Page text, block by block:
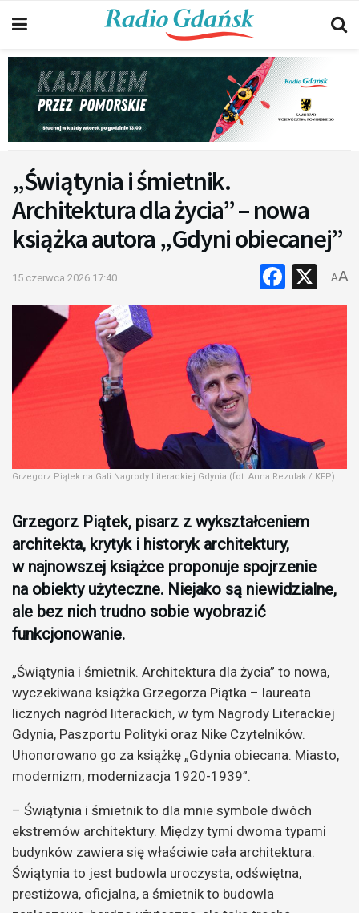
„Świątynia i śmietnik.
Architektura dla życia” – nowa
książka autora „Gdyni obiecanej”
15 czerwca 2026 17:40 X
AA
Grzegorz Piątek na Gali Nagrody Literackiej Gdynia (fot. Anna Rezulak / KFP)
Grzegorz Piątek, pisarz z wykształceniem
architekta, krytyk i historyk architektury,
w najnowszej książce proponuje spojrzenie
na obiekty użyteczne. Niejako są niewidzialne,
ale bez nich trudno sobie wyobrazić
funkcjonowanie.
„Świątynia i śmietnik. Architektura dla życia” to nowa,
wyczekiwana książka Grzegorza Piątka – laureata
licznych nagród literackich, w tym Nagrody Literackiej
Gdynia, Paszportu Polityki oraz Nike Czytelników.
Uhonorowano go za książkę „Gdynia obiecana. Miasto,
modernizm, modernizacja 1920-1939”.
– Świątynia i śmietnik to dla mnie symbole dwóch
ekstremów architektury. Między tymi dwoma typami
budynków zawiera się właściwie cała architektura.
Świątynia to jest budowla uroczysta, odświętna,
prestiżowa, oficjalna, a śmietnik to budowla